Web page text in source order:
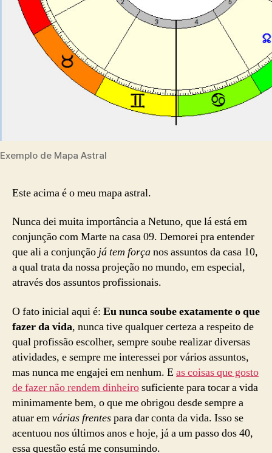
Exemplo de Mapa Astral
Este acima é o meu mapa astral.
Nunca dei muita importância a Netuno, que lá está em
conjunção com Marte na casa 09. Demorei pra entender
que ali a conjunção já tem forçanos assuntos da casa 10,
a qual trata da nossa projeção no mundo, em especial,
através dos assuntos profissionais.
O fato inicial aqui é: Eu nunca soube exatamente o que
fazer da vida, nunca tive qualquer certeza a respeito de
qual profissão escolher, sempre soube realizar diversas
atividades, e sempre me interessei por vários assuntos,
mas nunca me engajei em nenhum. E as coisas que gosto
de fazer não rendem dinheirosuficiente para tocar a vida
minimamente bem, o que me obrigou desde sempre a
atuar emvárias frentespara dar conta da vida. Isso se
acentuou nos últimos anos e hoje, já a um passo dos 40,
essa questão está me consumindo.